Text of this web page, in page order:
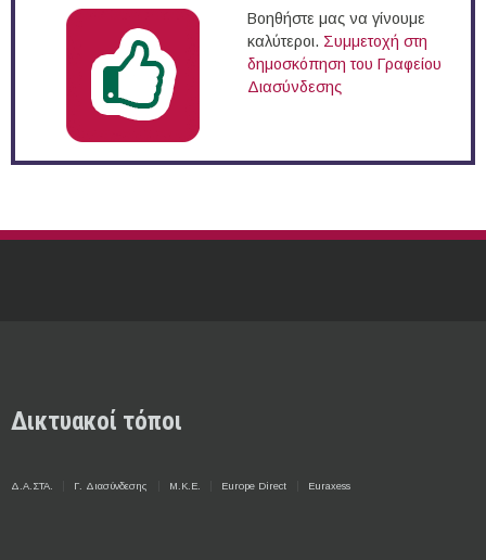
Βοηθήστε μας να γίνουμε
καλύτεροι. Συμμετοχή στη
δημοσκόπηση του Γραφείου
Διασύνδεσης
Δικτυακοί τόποι
Δ.Α.ΣΤΑ. Γ. Διασύνδεσης Μ.Κ.Ε. Europe Direct Euraxess